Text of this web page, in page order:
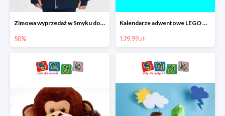
Zimowa wyprzedaż w Smyku do -50%
50%
Kalendarze adwentowe LEGO w Smyku w super cenie
129.99 zł